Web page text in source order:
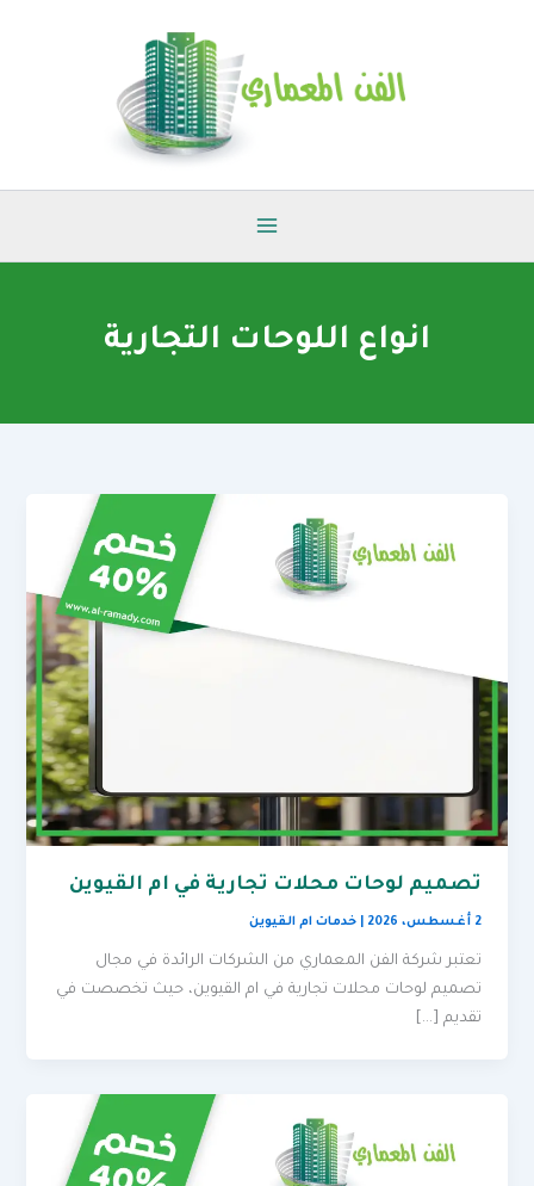
انواع اللوحات التجارية
تصميم لوحات محلات تجارية في ام القيوين
2 أغسطس، 2026 |خدمات ام القيوين
تعتبر شركة الفن المعماري من الشركات الرائدة في مجال
تصميم لوحات محلات تجارية في ام القيوين، حيث تخصصت في
تقديم […]